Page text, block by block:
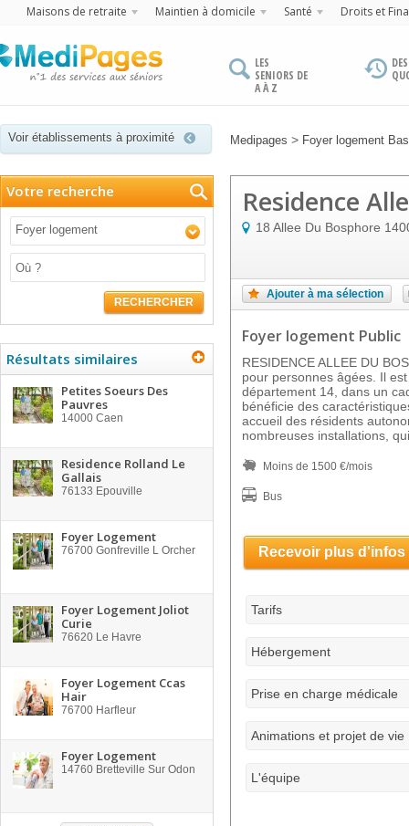
Maisons de retraite Maintien à domicile Santé Droits et
LES
SENIORS DE
A À Z
Voir établissements à proximité Medipages > Foyer logement
Votre recherche
Foyer logement
RECHERCHER
Résultats similaires
Petites Soeurs Des
Pauvres
14000 Caen
Residence Rolland Le
Gallais
76133 Epouville
Foyer Logement
76700 Gonfreville L Orcher
Foyer Logement Joliot
Curie
76620 Le Havre
Foyer Logement Ccas
Hair
76700 Harfleur
Foyer Logement
14760 Bretteville Sur Odon
Residence
18 Allee Du Bosphore
Ajouter à ma sélection
Foyer logement Public
RESIDENCE ALLEE DU
pour personnes âgées. Il
département 14, dans un
bénéficie des
accueil des résidents
nombreuses installations,
Moins de 1500 €/mois
Bus
Recevoir plus d'infos
Tarifs
Hébergement
Prise en charge médicale
Animations et projet de vie
L'équipe